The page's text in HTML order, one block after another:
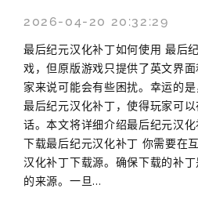
2026-04-20 20:32:29
最后纪元汉化补丁如何使用 最后
戏，但原版游戏只提供了英文界
家来说可能会有些困扰。幸运的
最后纪元汉化补丁，使得玩家可
话。本文将详细介绍最后纪元汉
下载最后纪元汉化补丁 你需要在
汉化补丁下载源。确保下载的补
的来源。一旦...